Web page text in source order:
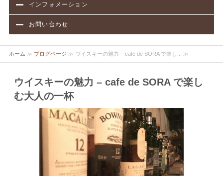
インフォメーション
お問い合わせ
ホーム ≫ ブログページ ≫ ウイスキーの魅力 – cafe de SORA で楽し... ≫
ウイスキーの魅力 – cafe de SORA で楽し
む大人の一杯